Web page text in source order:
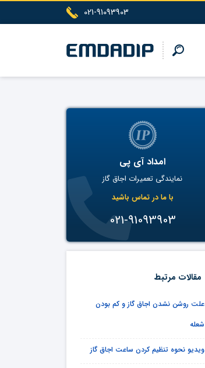
021-91093903
امداد آی پی
نمایندگی تعمیرات اجاق گاز
با ما در تماس باشید
021-91093903
مقالات مرتبط
علت روشن نشدن اجاق گاز و کم بودن
شعله
ویدیو نحوه تنظیم کردن ساعت اجاق گاز